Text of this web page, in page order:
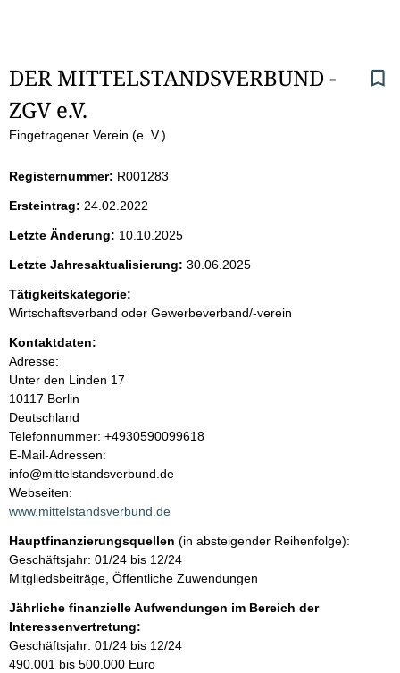
S
e
t
e
n
i
n
h
a
l
t
DER MITTELSTANDSVERBUND -
ZGV e.V.
Eingetragener Verein (e. V.)
Registernummer: R001283
Ersteintrag: 24.02.2022
Letzte Änderung: 10.10.2025
Letzte Jahresaktualisierung: 30.06.2025
Tätigkeitskategorie:
Wirtschaftsverband oder Gewerbeverband/-verein
Kontaktdaten:
Adresse:
Unter den Linden 17
10117 Berlin
Deutschland
K
o
n
t
a
t
i
n
f
o
r
m
Telefonnummer: +4930590099618
E-Mail-Adressen:
info@mittelstandsverbund.de
Webseiten:
www.mittelstandsverbund.de
Hauptfinanzierungsquellen (in absteigender Reihenfolge):
Geschäftsjahr: 01/24 bis 12/24
Mitgliedsbeiträge, Öffentliche Zuwendungen
Jährliche finanzielle Aufwendungen im Bereich der
Interessenvertretung:
Geschäftsjahr: 01/24 bis 12/24
490.001 bis 500.000 Euro